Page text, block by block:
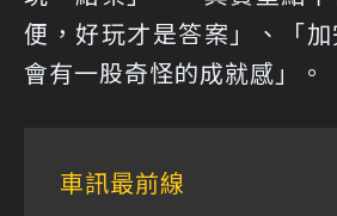
便，好玩才是答案」、「
會有一股奇怪的成就感」。
車訊最前線